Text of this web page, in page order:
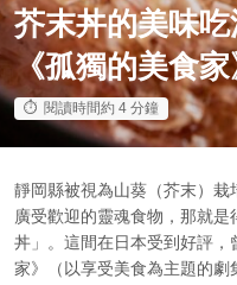
芥末丼的美味
《孤獨的美食
閱讀時間約 4 分鐘
靜岡縣被視為山葵（芥末）
廣受歡迎的靈魂食物，那就
丼」。這間在日本受到好評
家》（以享受美食為主題的劇